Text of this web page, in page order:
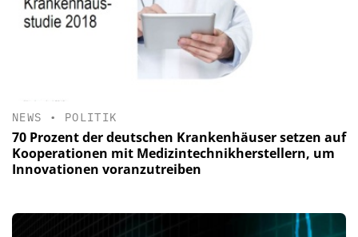
NEWS • POLITIK
70 Prozent der deutschen Krankenhäuser setzen auf
Kooperationen mit Medizintechnikherstellern, um
Innovationen voranzutreiben